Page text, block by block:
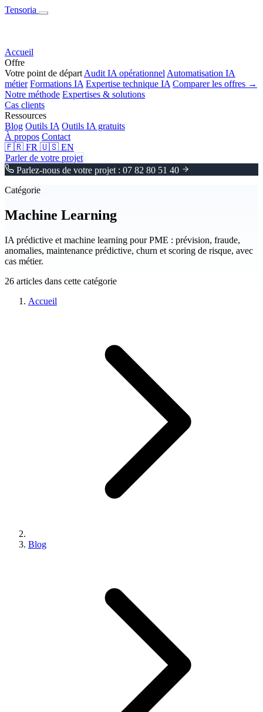
Tensoria
Accueil
Offre
Votre point de départ Audit IA opérationnel Automatisation IA
métier Formations IA Expertise technique IA Comparer les offres →
Notre méthode Expertises & solutions
Cas clients
Ressources
Blog Outils IA Outils IA gratuits
À propos Contact
🇫🇷 FR 🇺🇸 EN
Parler de votre projet
Parlez-nous de votre projet : 07 82 80 51 40
Catégorie
Machine Learning
IA prédictive et machine learning pour PME : prévision, fraude,
anomalies, maintenance prédictive, churn et scoring de risque, avec
cas métier.
26 articles dans cette catégorie
Accueil
Blog